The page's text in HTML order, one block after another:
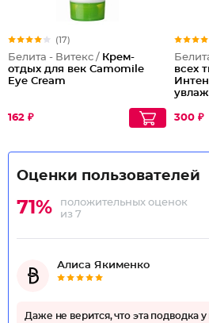
(17)
Белита - Витекс / Крем-
отдых для век Camomile
Eye Cream
162 ₽
всех
300 ₽
Оценки пользователей
71%
положительных оценок
из 7
Алиса Якименко
Даже не верится, что эта подводка у